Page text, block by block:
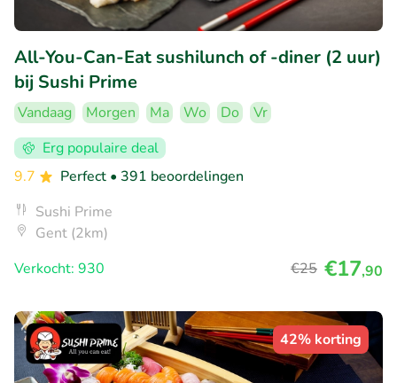
All-You-Can-Eat sushilunch of -diner (2 uur)
bij Sushi Prime
Vandaag Morgen Ma Wo Do
Vr
Erg populaire deal
9.7
Perfect • 391 beoordelingen
Sushi Prime
Gent (2km)
Verkocht: 930
€25 €17,90
42% korting